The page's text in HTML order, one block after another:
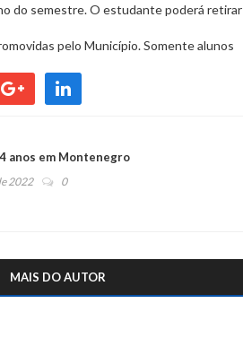
do semestre. O estudante poderá retirar
pelo Município. Somente alunos
anos em Montenegro
2022 0
MAIS DO AUTOR